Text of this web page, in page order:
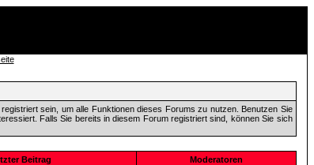
sein, um alle Funktionen dieses Forums zu nutzen. Benutzen Sie
Falls Sie bereits in diesem Forum registriert sind, können Sie sich
Beitrag Moderatoren